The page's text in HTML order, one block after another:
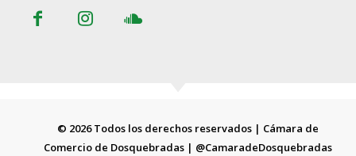
© 2026 Todos los derechos reservados | Cámara de
Comercio de Dosquebradas | @CamaradeDosquebradas